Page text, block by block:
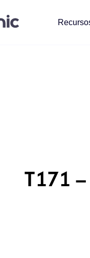
T171